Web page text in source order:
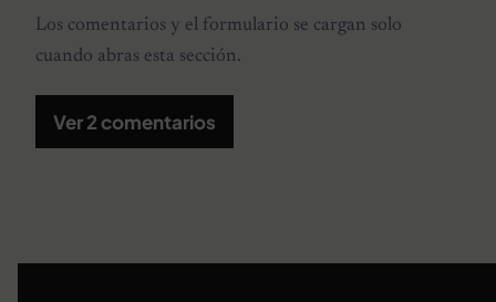
Los comentarios y el formulario se cargan solo
cuando abras esta sección.
Ver 2 comentarios